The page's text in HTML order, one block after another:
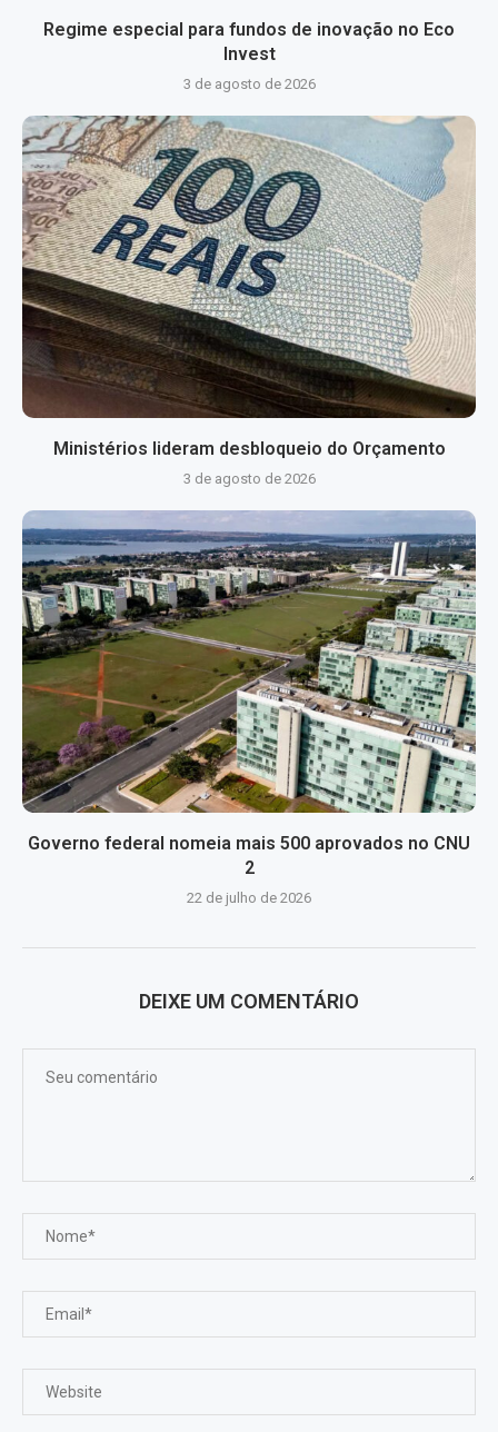
Regime especial para fundos de inovação no Eco
Invest
3 de agosto de 2026
Ministérios lideram desbloqueio do Orçamento
3 de agosto de 2026
Governo federal nomeia mais 500 aprovados no CNU
2
22 de julho de 2026
DEIXE UM COMENTÁRIO